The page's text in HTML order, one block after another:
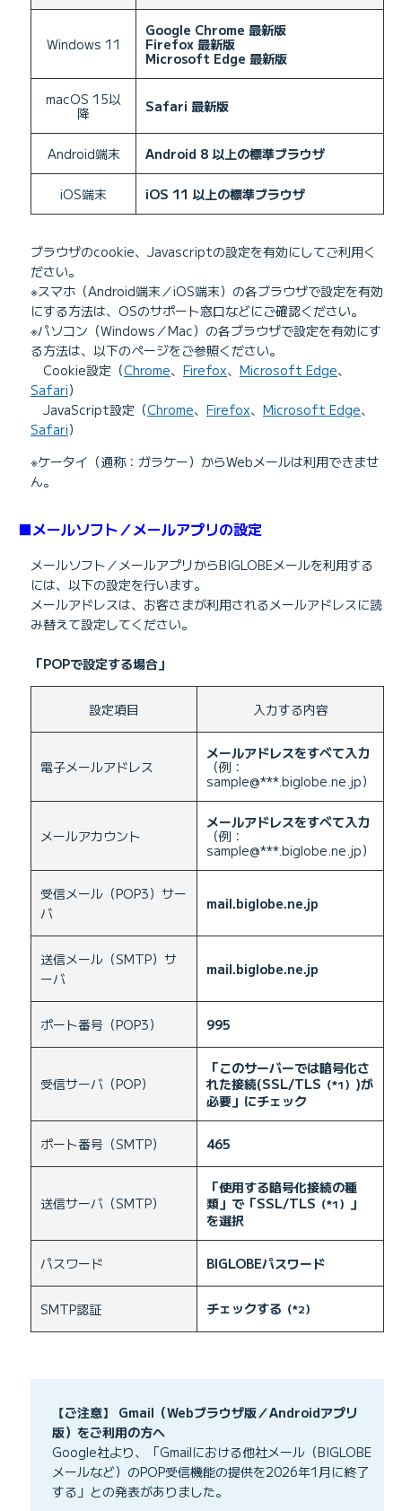
Windows 11
Google Chrome 最新版
Firefox 最新版
Microsoft Edge 最新版
macOS 15以
降
Safari 最新版
Android端末 Android 8 以上の標準ブラウザ
iOS端末 iOS 11 以上の標準ブラウザ
ブラウザのcookie、Javascriptの設定を有効にしてご利用く
ださい。
※スマホ（Android端末／iOS端末）の各ブラウザで設定を有効
にする方法は、OSのサポート窓口などにご確認ください。
※パソコン（Windows／Mac）の各ブラウザで設定を有効にす
る方法は、以下のページをご参照ください。
Cookie設定（Chrome、 Firefox、 Microsoft Edge、
Safari）
JavaScript設定（Chrome、 Firefox、 Microsoft Edge、
Safari）
※ケータイ（通称：ガラケー）からWebメールは利用できませ
ん。
■メールソフト／メールアプリの設定
メールソフト／メールアプリからBIGLOBEメールを利用する
には、以下の設定を行います。
メールアドレスは、お客さまが利用されるメールアドレスに読
み替えて設定してください。
「POPで設定する場合」
設定項目 入力する内容
電子メールアドレス
メールアドレスをすべて入力
（例：
sample@***.biglobe.ne.jp）
メールアカウント
メールアドレスをすべて入力
（例：
sample@***.biglobe.ne.jp）
受信メール（POP3）サー
バ
mail.biglobe.ne.jp
送信メール（SMTP）サ
ーバ
mail.biglobe.ne.jp
ポート番号（POP3） 995
受信サーバ（POP）
「このサーバーでは暗号化さ
れた接続(SSL/TLS （*1） )が
必要」にチェック
ポート番号（SMTP） 465
送信サーバ（SMTP）
「使用する暗号化接続の種
類」で「SSL/TLS （*1）
」
を選択
パスワード BIGLOBEパスワード
SMTP認証 チェックする （*2）
【ご注意】 Gmail（Webブラウザ版／Androidアプリ
版）をご利用の方へ
Google社より、「Gmailにおける他社メール（BIGLOBE
メールなど）のPOP受信機能の提供を2026年1月に終了
する」との発表がありました。